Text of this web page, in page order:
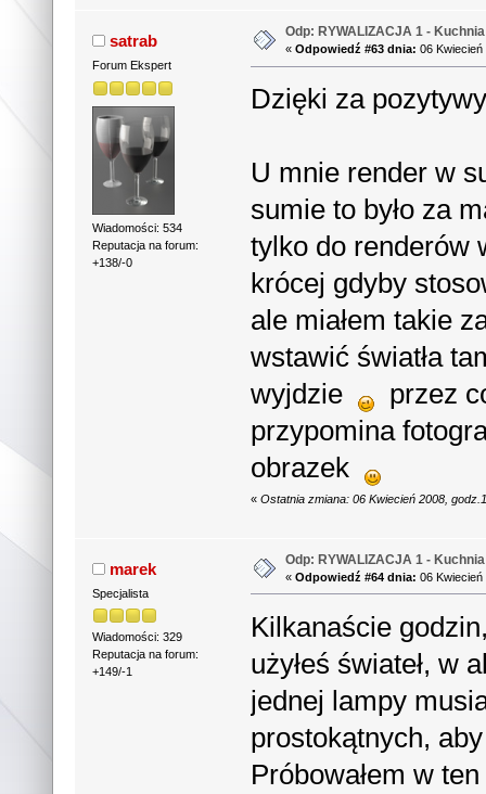
satrab
Forum Ekspert
Wiadomości: 534
Reputacja na forum:
+138/-0
Odp: RYWALIZACJA 1 -
«Odpowiedź #63 dnia: 06
Dzięki za
U mnie render w
sumie to było za
tylko do renderów
krócej gdyby
ale miałem takie
wstawić światła
wyjdzie
przez
przypomina
obrazek
«Ostatnia zmiana: 06 Kwiecień 2008,
marek
Specjalista
Wiadomości: 329
Reputacja na forum:
+149/-1
Odp: RYWALIZACJA 1 -
«Odpowiedź #64 dnia: 06
Kilkanaście
użyłeś świateł, w
jednej lampy
prostokątnych,
Próbowałem w